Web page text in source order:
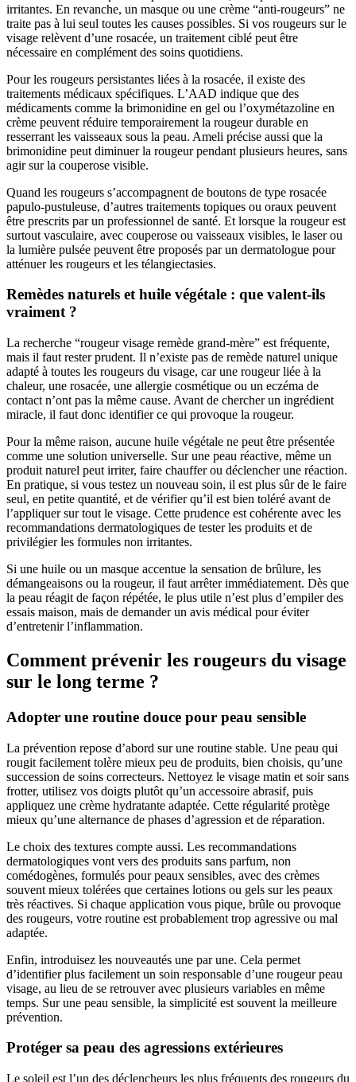
irritantes. En revanche, un masque ou une crème “anti-rougeurs” ne
traite pas à lui seul toutes les causes possibles. Si vos rougeurs sur le
visage relèvent d’une rosacée, un traitement ciblé peut être
nécessaire en complément des soins quotidiens.
Pour les rougeurs persistantes liées à la rosacée, il existe des
traitements médicaux spécifiques. L’AAD indique que des
médicaments comme la brimonidine en gel ou l’oxymétazoline en
crème peuvent réduire temporairement la rougeur durable en
resserrant les vaisseaux sous la peau. Ameli précise aussi que la
brimonidine peut diminuer la rougeur pendant plusieurs heures, sans
agir sur la couperose visible.
Quand les rougeurs s’accompagnent de boutons de type rosacée
papulo-pustuleuse, d’autres traitements topiques ou oraux peuvent
être prescrits par un professionnel de santé. Et lorsque la rougeur est
surtout vasculaire, avec couperose ou vaisseaux visibles, le laser ou
la lumière pulsée peuvent être proposés par un dermatologue pour
atténuer les rougeurs et les télangiectasies.
Remèdes naturels et huile végétale : que valent-ils
vraiment ?
La recherche “rougeur visage remède grand-mère” est fréquente,
mais il faut rester prudent. Il n’existe pas de remède naturel unique
adapté à toutes les rougeurs du visage, car une rougeur liée à la
chaleur, une rosacée, une allergie cosmétique ou un eczéma de
contact n’ont pas la même cause. Avant de chercher un ingrédient
miracle, il faut donc identifier ce qui provoque la rougeur.
Pour la même raison, aucune huile végétale ne peut être présentée
comme une solution universelle. Sur une peau réactive, même un
produit naturel peut irriter, faire chauffer ou déclencher une réaction.
En pratique, si vous testez un nouveau soin, il est plus sûr de le faire
seul, en petite quantité, et de vérifier qu’il est bien toléré avant de
l’appliquer sur tout le visage. Cette prudence est cohérente avec les
recommandations dermatologiques de tester les produits et de
privilégier les formules non irritantes.
Si une huile ou un masque accentue la sensation de brûlure, les
démangeaisons ou la rougeur, il faut arrêter immédiatement. Dès que
la peau réagit de façon répétée, le plus utile n’est plus d’empiler des
essais maison, mais de demander un avis médical pour éviter
d’entretenir l’inflammation.
Comment prévenir les rougeurs du visage
sur le long terme ?
Adopter une routine douce pour peau sensible
La prévention repose d’abord sur une routine stable. Une peau qui
rougit facilement tolère mieux peu de produits, bien choisis, qu’une
succession de soins correcteurs. Nettoyez le visage matin et soir sans
frotter, utilisez vos doigts plutôt qu’un accessoire abrasif, puis
appliquez une crème hydratante adaptée. Cette régularité protège
mieux qu’une alternance de phases d’agression et de réparation.
Le choix des textures compte aussi. Les recommandations
dermatologiques vont vers des produits sans parfum, non
comédogènes, formulés pour peaux sensibles, avec des crèmes
souvent mieux tolérées que certaines lotions ou gels sur les peaux
très réactives. Si chaque application vous pique, brûle ou provoque
des rougeurs, votre routine est probablement trop agressive ou mal
adaptée.
Enfin, introduisez les nouveautés une par une. Cela permet
d’identifier plus facilement un soin responsable d’une rougeur peau
visage, au lieu de se retrouver avec plusieurs variables en même
temps. Sur une peau sensible, la simplicité est souvent la meilleure
prévention.
Protéger sa peau des agressions extérieures
Le soleil est l’un des déclencheurs les plus fréquents des rougeurs du